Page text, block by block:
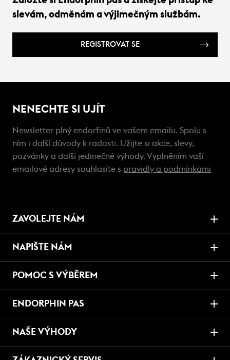
slevám, odměnám a výjimečným službám.
REGISTROVAT SE
NENECHTE SI UJÍT
Newsletter plný endorfinů ve vašem emailu. Spolu s
ním i další důvody k radosti. Užijte si akce, slevy,
pozvánky a další jedinečné výhody. Vyplněním vaší
emailové adresy souhlasíte s pravidly a podmínkami
ZAVOLEJTE NÁM
NAPIŠTE NÁM
POMOC S VÝBĚREM
ENDORPHIN PAS
NAŠE VÝHODY